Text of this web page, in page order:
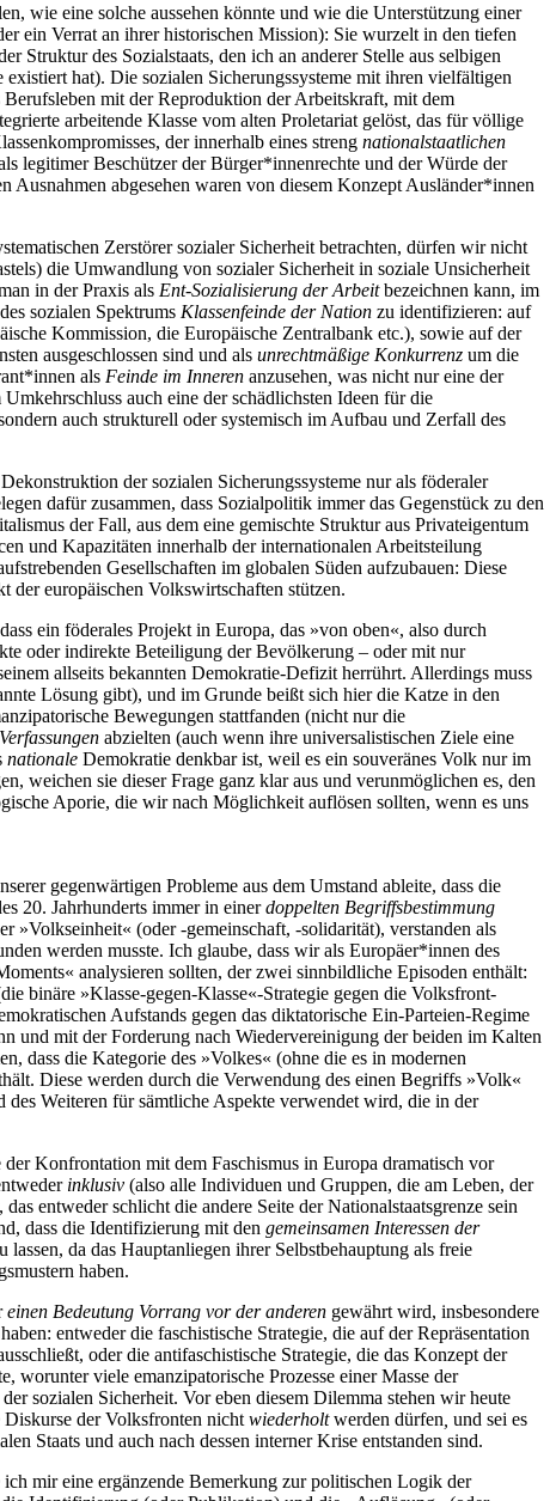
wie eine solche aussehen könnte und wie die Unterstützung einer
ein Verrat an ihrer historischen Mission): Sie wurzelt in den tiefen
Struktur des Sozialstaats, den ich an anderer Stelle aus selbigen
hat). Die sozialen Sicherungssysteme mit ihren vielfältigen
mit der Reproduktion der Arbeitskraft, mit dem
arbeitende Klasse vom alten Proletariat gelöst, das für völlige
der innerhalb eines streng nationalstaatlichen
legitimer Beschützer der Bürger*innenrechte und der Würde der
Ausnahmen abgesehen waren von diesem Konzept Ausländer*innen
Zerstörer sozialer Sicherheit betrachten, dürfen wir nicht
die Umwandlung von sozialer Sicherheit in soziale Unsicherheit
in der Praxis als Ent-Sozialisierung der Arbeitbezeichnen kann, im
sozialen Spektrums Klassenfeinde der Nation zu identifizieren: auf
Kommission, die Europäische Zentralbank etc.), sowie auf der
ausgeschlossen sind und als unrechtmäßige Konkurrenz um die
als Feinde im Inneren anzusehen was nicht nur eine der
auch eine der schädlichsten Ideen für die
auch strukturell oder systemisch im Aufbau und Zerfall des
der sozialen Sicherungssysteme nur als föderaler
dafür zusammen, dass Sozialpolitik immer das Gegenstück zu den
der Fall, aus dem eine gemischte Struktur aus Privateigentum
und Kapazitäten innerhalb der internationalen Arbeitsteilung
Gesellschaften im globalen Süden aufzubauen: Diese
der europäischen Volkswirtschaften stützen.
ein föderales Projekt in Europa, das »von oben«, also durch
oder indirekte Beteiligung der Bevölkerung – oder mit nur
allseits bekannten Demokratie-Defizit herrührt. Allerdings muss
Lösung gibt), und im Grunde beißt sich hier die Katze in den
Bewegungen stattfanden (nicht nur die
abzielten (auch wenn ihre universalistischen Ziele eine
nationale Demokratie denkbar ist, weil es ein souveränes Volk nur im
weichen sie dieser Frage ganz klar aus und verunmöglichen es, den
Aporie, die wir nach Möglichkeit auflösen sollten, wenn es uns
gegenwärtigen Probleme aus dem Umstand ableite, dass die
20. Jahrhunderts immer in einerdoppelten Begriffsbestimmung
»Volkseinheit« (oder -gemeinschaft, -solidarität), verstanden als
werden musste. Ich glaube, dass wir als Europäer*innen des
analysieren sollten, der zwei sinnbildliche Episoden enthält:
binäre »Klasse-gegen-Klasse«-Strategie gegen die Volksfront-
Aufstands gegen das diktatorische Ein-Parteien-Regime
und mit der Forderung nach Wiedervereinigung der beiden im Kalten
dass die Kategorie des »Volkes« (ohne die es in modernen
Diese werden durch die Verwendung des einen Begriffs »Volk«
Weiteren für sämtliche Aspekte verwendet wird, die in der
Konfrontation mit dem Faschismus in Europa dramatisch vor
inklusiv (also alle Individuen und Gruppen, die am Leben, der
entweder schlicht die andere Seite der Nationalstaatsgrenze sein
dass die Identifizierung mit den gemeinsamen Interessen der
da das Hauptanliegen ihrer Selbstbehauptung als freie
haben.
einen Bedeutung Vorrang vor der anderen gewährt wird, insbesondere
entweder die faschistische Strategie, die auf der Repräsentation
oder die antifaschistische Strategie, die das Konzept der
worunter viele emanzipatorische Prozesse einer Masse der
sozialen Sicherheit. Vor eben diesem Dilemma stehen wir heute
Diskurse der Volksfronten nicht wiederholtwerden dürfen und sei es
Staats und auch nach dessen interner Krise entstanden sind.
mir eine ergänzende Bemerkung zur politischen Logik der